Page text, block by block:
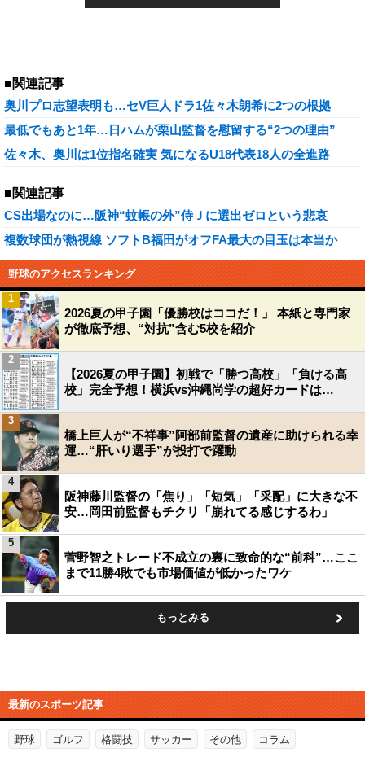
■関連記事
奥川プロ志望表明も…セV巨人ドラ1佐々木朗希に2つの根拠
最低でもあと1年…日ハムが栗山監督を慰留する“2つの理由”
佐々木、奥川は1位指名確実 気になるU18代表18人の全進路
■関連記事
CS出場なのに…阪神“蚊帳の外”侍Ｊに選出ゼロという悲哀
複数球団が熱視線 ソフトB福田がオフFA最大の目玉は本当か
野球のアクセスランキング
2026夏の甲子園「優勝校はココだ！」 本紙と専門家
が徹底予想、“対抗”含む5校を紹介
1
【2026夏の甲子園】初戦で「勝つ高校」「負ける高
校」完全予想！横浜vs沖縄尚学の超好カードは…
2
橋上巨人が“不祥事”阿部前監督の遺産に助けられる幸
運…“肝いり選手”が投打で躍動
3
阪神藤川監督の「焦り」「短気」「采配」に大きな不
安…岡田前監督もチクリ「崩れてる感じするわ」
4
菅野智之トレード不成立の裏に致命的な“前科”…ここ
まで11勝4敗でも市場価値が低かったワケ
5
もっとみる
最新のスポーツ記事
野球 ゴルフ 格闘技 サッカー その他 コラム